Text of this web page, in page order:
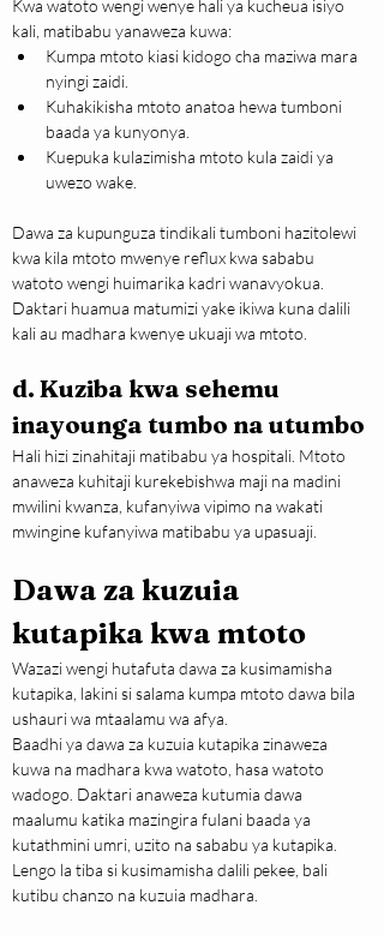
Kwa watoto wengi wenye hali ya kucheua isiyo
kali, matibabu yanaweza kuwa:
Kumpa mtoto kiasi kidogo cha maziwa mara
nyingi zaidi.
Kuhakikisha mtoto anatoa hewa tumboni
baada ya kunyonya.
Kuepuka kulazimisha mtoto kula zaidi ya
uwezo wake.
Dawa za kupunguza tindikali tumboni hazitolewi
kwa kila mtoto mwenye reflux kwa sababu
watoto wengi huimarika kadri wanavyokua.
Daktari huamua matumizi yake ikiwa kuna dalili
kali au madhara kwenye ukuaji wa mtoto.
d. Kuziba kwa sehemu
inayounga tumbo na utumbo
Hali hizi zinahitaji matibabu ya hospitali. Mtoto
anaweza kuhitaji kurekebishwa maji na madini
mwilini kwanza, kufanyiwa vipimo na wakati
mwingine kufanyiwa matibabu ya upasuaji.
Dawa za kuzuia
kutapika kwa mtoto
Wazazi wengi hutafuta dawa za kusimamisha
kutapika, lakini si salama kumpa mtoto dawa bila
ushauri wa mtaalamu wa afya.
Baadhi ya dawa za kuzuia kutapika zinaweza
kuwa na madhara kwa watoto, hasa watoto
wadogo. Daktari anaweza kutumia dawa
maalumu katika mazingira fulani baada ya
kutathmini umri, uzito na sababu ya kutapika.
Lengo la tiba si kusimamisha dalili pekee, bali
kutibu chanzo na kuzuia madhara.